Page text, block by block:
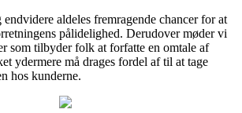
aldeles fremragende chancer for at
pålidelighed. Derudover møder vi
som tilbyder folk at forfatte en omtale af
ydermere må drages fordel af til at tage
hos kunderne.